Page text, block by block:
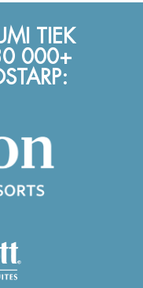
TIEK
000+